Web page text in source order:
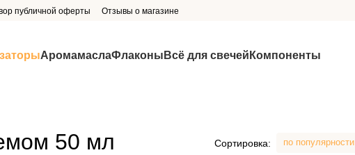
публичной оферты Отзывы о магазине
АромамаслаФлаконы Всё для свечей Компоненты
50 мл Сортировка: по популярности